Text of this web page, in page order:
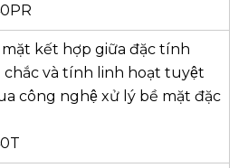
mặt kết hợp giữa đặc tính
chắc và tính linh hoạt tuyệt
công nghệ xử lý bề mặt đặc